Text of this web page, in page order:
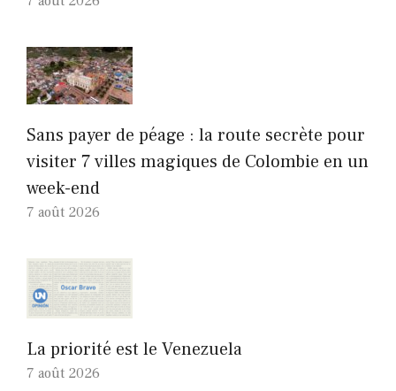
Sans payer de péage : la route secrète pour
visiter 7 villes magiques de Colombie en un
week-end
7 août 2026
La priorité est le Venezuela
7 août 2026